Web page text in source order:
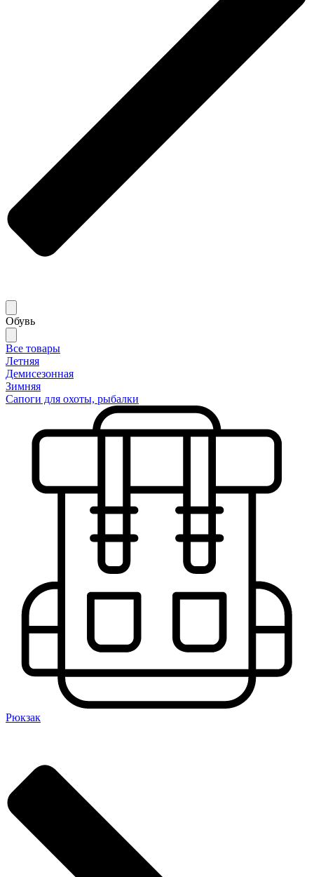
Обувь
Все товары
Летняя
Демисезонная
Зимняя
Сапоги для охоты, рыбалки
Рюкзак